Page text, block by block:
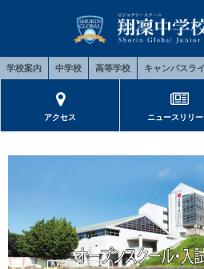
学校案内 中学校 高等学校 キャンパスラ
アクセス ニュースリリー